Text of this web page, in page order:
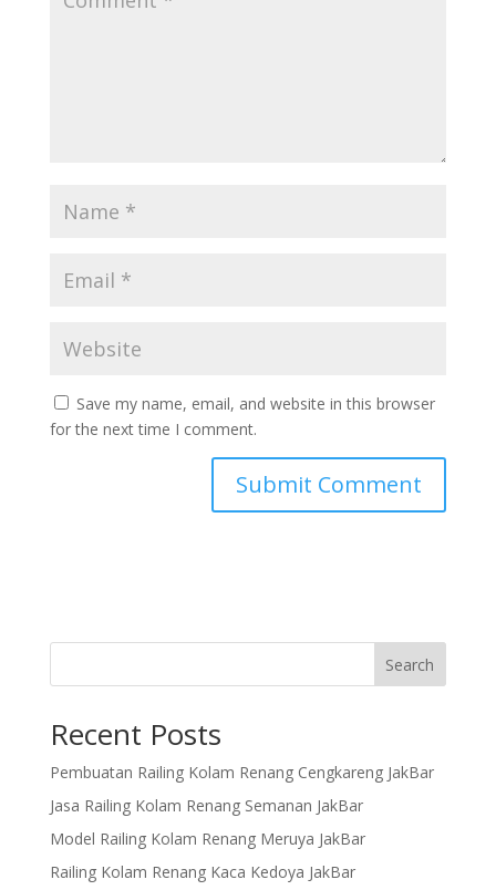
Save my name, email, and website in this browser
for the next time I comment.
Search
Recent Posts
Pembuatan Railing Kolam Renang Cengkareng JakBar
Jasa Railing Kolam Renang Semanan JakBar
Model Railing Kolam Renang Meruya JakBar
Railing Kolam Renang Kaca Kedoya JakBar